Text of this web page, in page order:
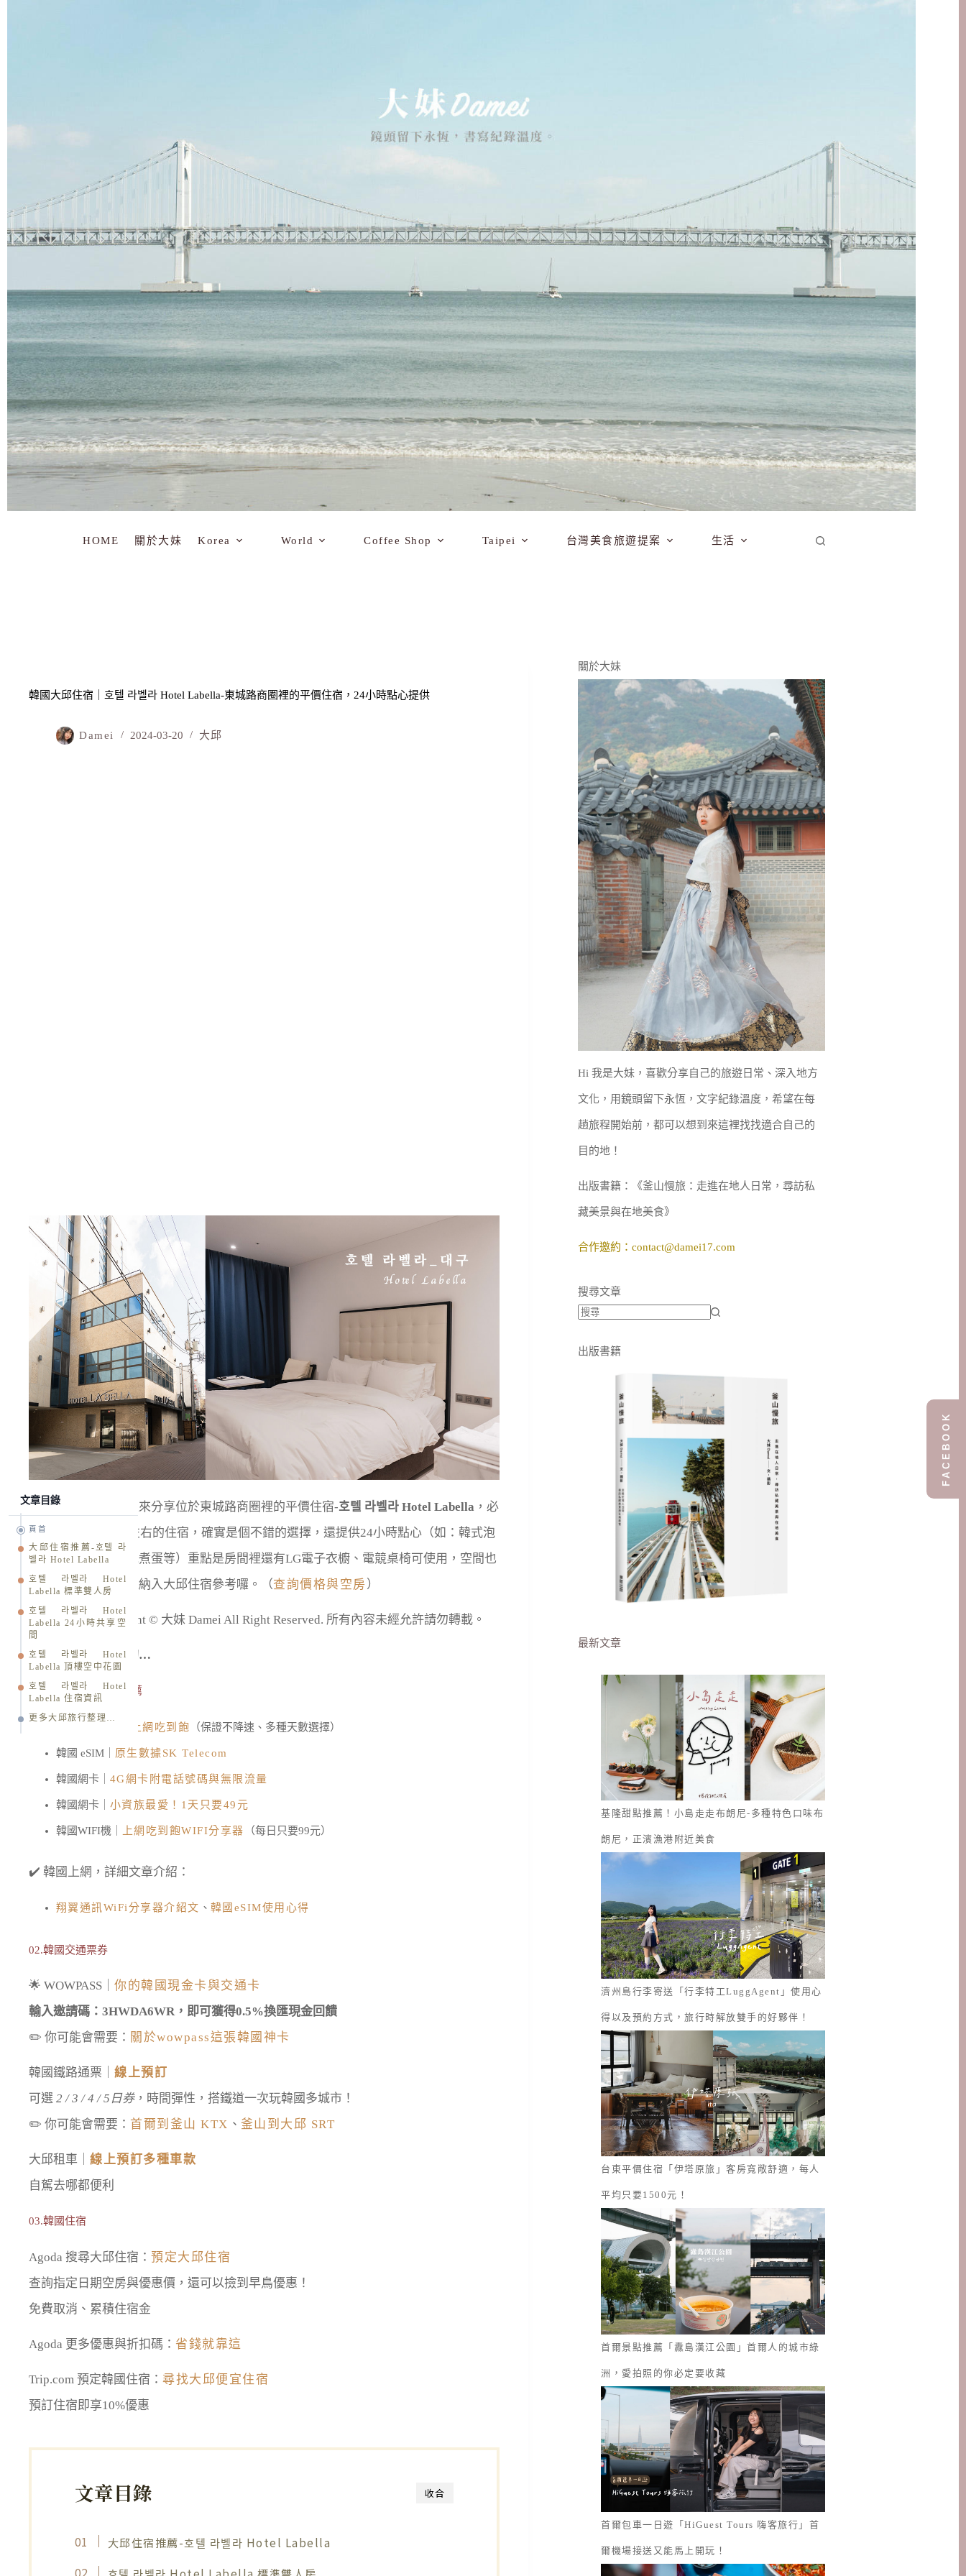
HOME 關於大妹 Korea World Coffee Shop Taipei 台灣美食旅遊提案 生活
韓國大邱住宿｜호텔 라벨라 Hotel Labella-東城路商圈裡的平價住宿，24小時點心提供
Damei 2024-03-20 大邱
大邱住宿推薦！這次來分享位於東城路商圈裡的平價住宿-호텔 라벨라 Hotel Labella ，必
須說一晚台幣1900左右的住宿，確實是個不錯的選擇，還提供24小時點心（如：韓式泡
麵、咖啡、吐司、水煮蛋等）重點是房間裡還有LG電子衣櫥、電競桌椅可使用，空間也
頗為寬敞，或許可以納入大邱住宿參考囉。（查詢價格與空房 ）
版權所有 Copyright © 大妹 Damei All Right Reserved. 所有內容未經允許請勿轉載。
在韓國可能會需要的…
01.韓國網卡、eSIM推薦
4G上網吃到飽 （保證不降速、多種天數選擇）
韓國 eSIM｜ 原生數據SK Telecom
韓國網卡｜ 4G網卡附電話號碼與無限流量
韓國網卡｜ 小資族最愛！1天只要49元
韓國WIFI機｜ 上網吃到飽WIFI分享器 （每日只要99元）
✔️ 韓國上網，詳細文章介紹：
翔翼通訊WiFi分享器介紹文 、 韓國eSIM使用心得
02.韓國交通票券
🌟 WOWPASS｜ 你的韓國現金卡與交通卡
輸入邀請碼：3HWDA6WR，即可獲得0.5%換匯現金回饋
✏️ 你可能會需要： 關於wowpass這張韓國神卡
韓國鐵路通票｜ 線上預訂
可選 2 / 3 / 4 / 5日券，時間彈性，搭鐵道一次玩韓國多城市！
✏️ 你可能會需要： 首爾到釜山 KTX 、 釜山到大邱 SRT
大邱租車｜ 線上預訂多種車款
自駕去哪都便利
03.韓國住宿
Agoda 搜尋大邱住宿： 預定大邱住宿
查詢指定日期空房與優惠價，還可以撿到早鳥優惠！
免費取消、累積住宿金
Agoda 更多優惠與折扣碼： 省錢就靠這
Trip.com 預定韓國住宿： 尋找大邱便宜住宿
預訂住宿即享10%優惠
收合
文章目錄
大邱住宿推薦-호텔 라벨라 Hotel Labella
關於大妹
Hi 我是大妹，喜歡分享自己的旅遊日常、深入地方
文化，用鏡頭留下永恆，文字紀錄溫度，希望在每
趟旅程開始前，都可以想到來這裡找找適合自己的
目的地！
出版書籍：《釜山慢旅：走進在地人日常，尋訪私
藏美景與在地美食》
合作邀約： contact@damei17.com
搜尋文章
出版書籍
最新文章
基隆甜點推薦！小島走走布朗尼-多種特色口味布
朗尼，正濱漁港附近美食
濟州島行李寄送「行李特工LuggAgent」使用心
得以及預約方式，旅行時解放雙手的好夥伴！
台東平價住宿「伊塔原旅」客房寬敞舒適，每人
平均只要1500元！
首爾景點推薦「纛島漢江公園」首爾人的城市綠
洲，愛拍照的你必定要收藏
首爾包車一日遊「HiGuest Tours 嗨客旅行」首
爾機場接送又能馬上開玩！
FACEBOOK
文章目錄
頁首
大邱住宿推薦-호텔 라
벨라 Hotel Labella
호텔 라벨라 Hotel
Labella 標準雙人房
호텔 라벨라 Hotel
Labella 24小時共享空
間
호텔 라벨라 Hotel
Labella 頂樓空中花園
호텔 라벨라 Hotel
Labella 住宿資訊
更多大邱旅行整理…